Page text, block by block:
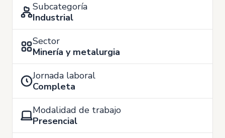
Subcategoría
Industrial
Sector
Minería y metalurgia
Jornada laboral
Completa
Modalidad de trabajo
Presencial